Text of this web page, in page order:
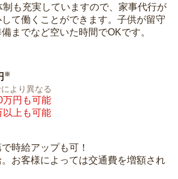
も充実していますので、家事代行が
て働くことができます。子供が留守
までなど空いた時間でOKです。
※
より異なる
万円も可能
以上も可能
時給アップも可！
お客様によっては交通費を増額され